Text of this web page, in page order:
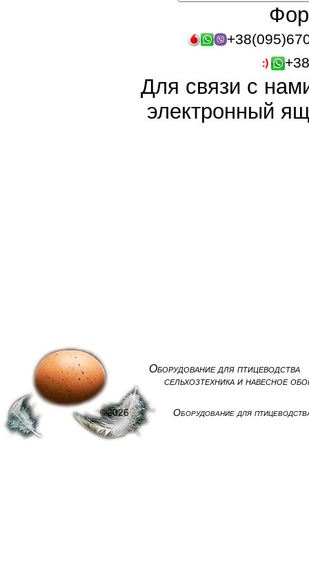
Для связи с
электронный
Оборудование для птицеводства
сельхозтехника и навесное
©2026 Оборудование для